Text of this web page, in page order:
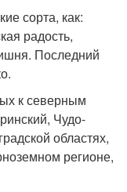
сорта, как:
радость,
Последний
к северным
Чудо-
областях,
регионе,